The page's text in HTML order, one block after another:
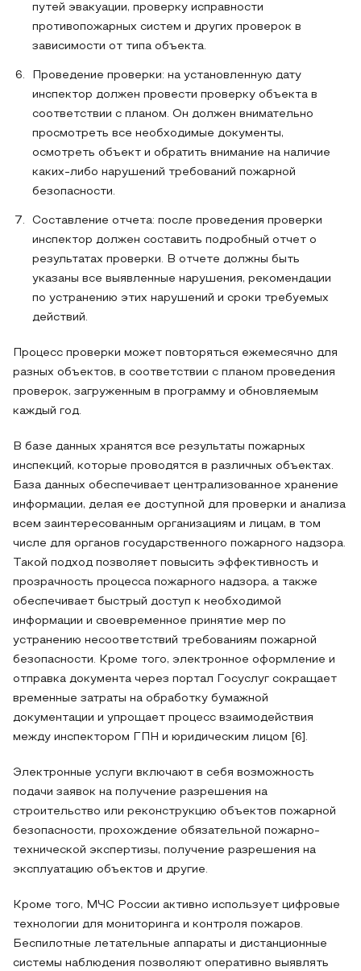
путей эвакуации, проверку исправности
противопожарных систем и других проверок в
зависимости от типа объекта.
Проведение проверки: на установленную дату
инспектор должен провести проверку объекта в
соответствии с планом. Он должен внимательно
просмотреть все необходимые документы,
осмотреть объект и обратить внимание на наличие
каких-либо нарушений требований пожарной
безопасности.
Составление отчета: после проведения проверки
инспектор должен составить подробный отчет о
результатах проверки. В отчете должны быть
указаны все выявленные нарушения, рекомендации
по устранению этих нарушений и сроки требуемых
действий.
Процесс проверки может повторяться ежемесячно для
разных объектов, в соответствии с планом проведения
проверок, загруженным в программу и обновляемым
каждый год.
В базе данных хранятся все результаты пожарных
инспекций, которые проводятся в различных объектах.
База данных обеспечивает централизованное хранение
информации, делая ее доступной для проверки и анализа
всем заинтересованным организациям и лицам, в том
числе для органов государственного пожарного надзора.
Такой подход позволяет повысить эффективность и
прозрачность процесса пожарного надзора, а также
обеспечивает быстрый доступ к необходимой
информации и своевременное принятие мер по
устранению несоответствий требованиям пожарной
безопасности. Кроме того, электронное оформление и
отправка документа через портал Госуслуг сокращает
временные затраты на обработку бумажной
документации и упрощает процесс взаимодействия
между инспектором ГПН и юридическим лицом [6].
Электронные услуги включают в себя возможность
подачи заявок на получение разрешения на
строительство или реконструкцию объектов пожарной
безопасности, прохождение обязательной пожарно-
технической экспертизы, получение разрешения на
эксплуатацию объектов и другие.
Кроме того, МЧС России активно использует цифровые
технологии для мониторинга и контроля пожаров.
Беспилотные летательные аппараты и дистанционные
системы наблюдения позволяют оперативно выявлять